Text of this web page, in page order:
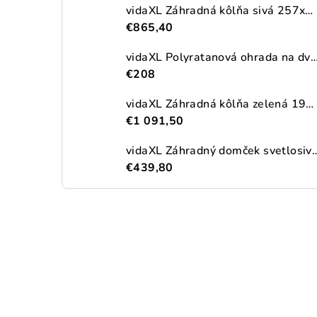
vidaXL Záhradná kôlňa sivá 257x990x181 cm pozinkovaná oceľ
€865,40
vidaXL Polyratanová ohrada na dva
€208
vidaXL Záhradná kôlňa zelená 192x689x223 cm pozinkovaná oceľ
€1 091,50
vidaXL Záhradný
€439,80